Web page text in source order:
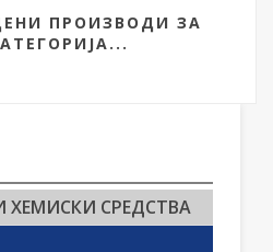
СРЕДСТВА
ПРОИЗВОДИ ЗА